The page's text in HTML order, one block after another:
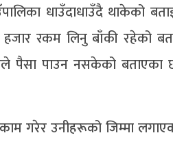
धाउँदाधाउँदै थाकेको
रकम लिनु बाँकी रहेको
पैसा पाउन नसकेको
गरेर उनीहरूको जिम्मा